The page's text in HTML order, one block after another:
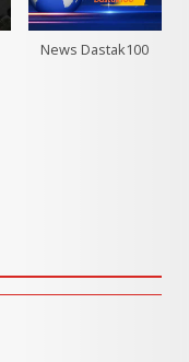
News Dastak100